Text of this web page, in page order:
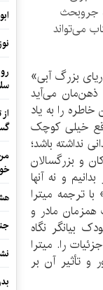
جروبحث
می‌تواند
بزرگ آبی»
ذهن‌مان می‌آید
را به یاد
خیلی کوچک
نداشته باشد؛
و بزرگسالان
و نه آنها
ترجمه میترا
مادر و
بیانگر نگاه
را. میترا
تأثیر آن بر